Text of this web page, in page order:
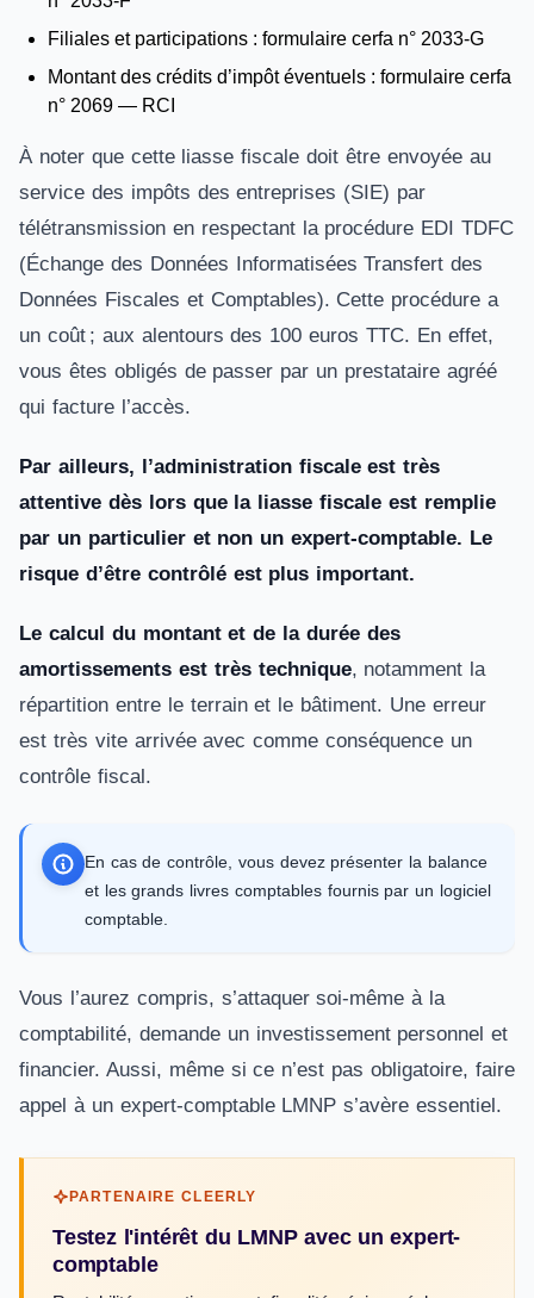
Filiales et participations : formulaire cerfa n° 2033-G
Montant des crédits d’impôt éventuels : formulaire cerfa
n° 2069 — RCI
À noter que cette liasse fiscale doit être envoyée au
service des impôts des entreprises (SIE) par
télétransmission en respectant la procédure EDI TDFC
(Échange des Données Informatisées Transfert des
Données Fiscales et Comptables). Cette procédure a
un coût ; aux alentours des 100 euros TTC. En effet,
vous êtes obligés de passer par un prestataire agréé
qui facture l’accès.
Par ailleurs, l’administration fiscale est très
attentive dès lors que la liasse fiscale est remplie
par un particulier et non un expert-comptable. Le
risque d’être contrôlé est plus important.
Le calcul du montant et de la durée des
amortissements est très technique, notamment la
répartition entre le terrain et le bâtiment. Une erreur
est très vite arrivée avec comme conséquence un
contrôle fiscal.
En cas de contrôle, vous devez présenter la balance
et les grands livres comptables fournis par un logiciel
comptable.
Vous l’aurez compris, s’attaquer soi-même à la
comptabilité, demande un investissement personnel et
financier. Aussi, même si ce n’est pas obligatoire, faire
appel à un expert-comptable LMNP s’avère essentiel.
PARTENAIRE CLEERLY
Testez l'intérêt du LMNP avec un expert-
comptable